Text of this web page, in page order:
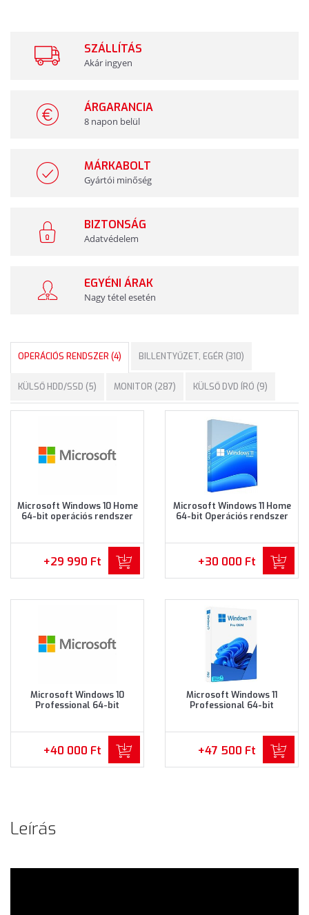
SZÁLLÍTÁS
Akár ingyen
ÁRGARANCIA
8 napon belül
MÁRKABOLT
Gyártói minőség
BIZTONSÁG
Adatvédelem
EGYÉNI ÁRAK
Nagy tétel esetén
OPERÁCIÓS RENDSZER (4) BILLENTYŰZET, EGÉR (310)
KÜLSŐ HDD/SSD (5) MONITOR (287) KÜLSŐ DVD ÍRÓ (9)
Microsoft Windows 10 Home
64-bit operációs rendszer
+29 990 Ft
Microsoft Windows 11 Home
64-bit Operációs rendszer
+30 000 Ft
Microsoft Windows 10
Professional 64-bit
+40 000 Ft
Microsoft Windows 11
Professional 64-bit
+47 500 Ft
Leírás